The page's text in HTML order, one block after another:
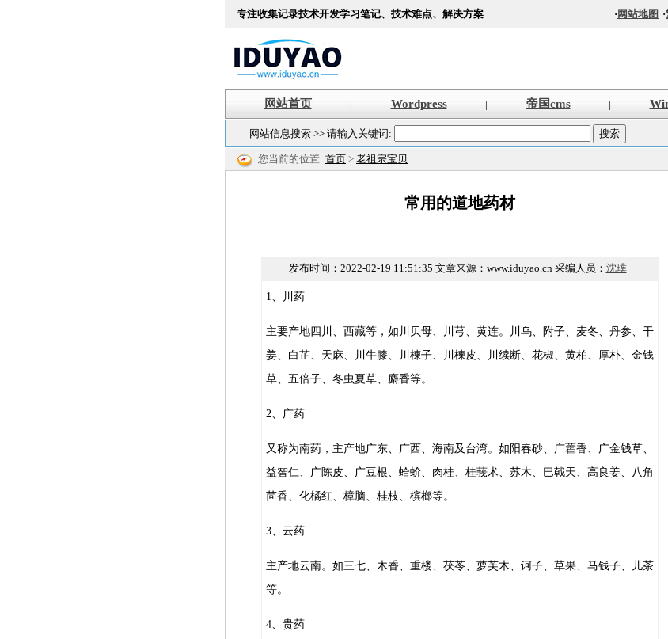
专注收集记录技术开发学习笔记、技术难点、解决方案 · 网站地图 ·
网站首页 | Wordpress | 帝国cms |
网站信息搜索 >> 请输入关键词:
您当前的位置: 首页 > 老祖宗宝贝
常用的道地药材
发布时间： 2022-02-19 11:51:35 文章来源：www.iduyao.cn 采编人员： 沈璞
1、川药
主要产地四川、西藏等，如川贝母、川芎、黄连。川乌、附子、麦冬、丹参、干
姜、白芷、天麻、川牛膝、川楝子、川楝皮、川续断、花椒、黄柏、厚朴、金钱
草、五倍子、冬虫夏草、麝香等。
2、广药
又称为南药，主产地广东、广西、海南及台湾。如阳春砂、广藿香、广金钱草、
益智仁、广陈皮、广豆根、蛤蚧、肉桂、桂莪术、苏木、巴戟天、高良姜、八角
茴香、化橘红、樟脑、桂枝、槟榔等。
3、云药
主产地云南。如三七、木香、重楼、茯苓、萝芙木、诃子、草果、马钱子、儿茶
等。
4、贵药